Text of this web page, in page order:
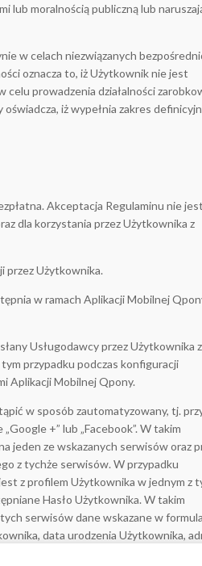
lub moralnością publiczną lub
w celach niezwiązanych
oznacza to, iż Użytkownik nie jest
prowadzenia działalności
iż wypełnia zakres
Akceptacja Regulaminu nie jest
dla korzystania przez Użytkownika z
przez Użytkownika.
w ramach Aplikacji Mobilnej
Usługodawcy przez Użytkownika
przypadku podczas konfiguracji
Aplikacji Mobilnej Qpony.
w sposób zautomatyzowany, tj.
+” lub „Facebook”. W takim
jeden ze wskazanych serwisów oraz
z tychże serwisów. W przypadku
z profilem Użytkownika w jednym z
Hasło Użytkownika. W takim
serwisów dane wskazane w
data urodzenia Użytkownika,